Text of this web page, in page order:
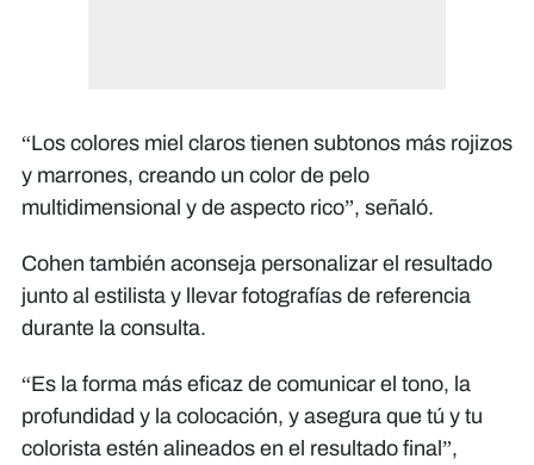
“Los colores miel claros tienen subtonos más rojizos
y marrones, creando un color de pelo
multidimensional y de aspecto rico”, señaló.
Cohen también aconseja personalizar el resultado
junto al estilista y llevar fotografías de referencia
durante la consulta.
“Es la forma más eficaz de comunicar el tono, la
profundidad y la colocación, y asegura que tú y tu
colorista estén alineados en el resultado final”,